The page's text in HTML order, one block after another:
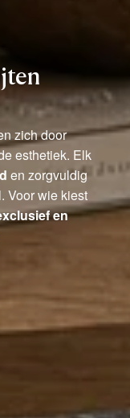
zich door
esthetiek. Elk
en zorgvuldig
Voor wie kiest
en